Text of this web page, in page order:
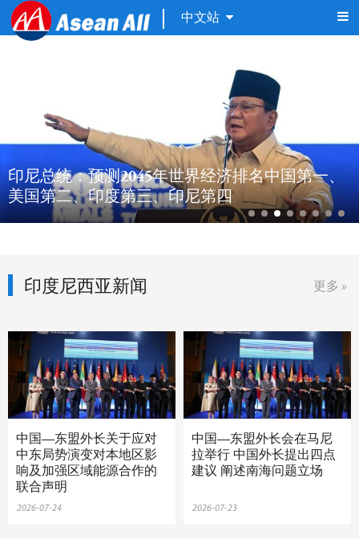
中文站
印尼总统：预测2045年世界经济排名中国第一、
美国第二、印度第三、印尼第四
印度尼西亚新闻 更多 »
中国—东盟外长关于应对
中东局势演变对本地区影
响及加强区域能源合作的
联合声明
2026-07-24
中国—东盟外长会在马尼
拉举行 中国外长提出四点
建议 阐述南海问题立场
2026-07-23